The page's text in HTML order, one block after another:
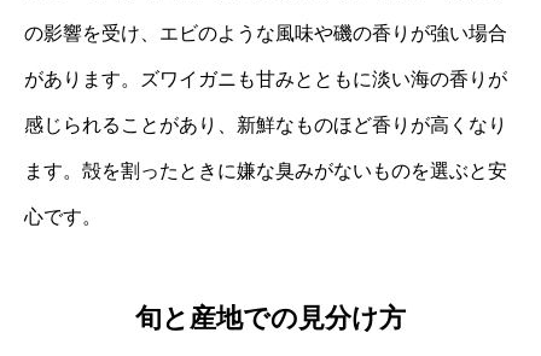
の影響を受け、エビのような風味や磯の香りが強い場合
があります。ズワイガニも甘みとともに淡い海の香りが
感じられることがあり、新鮮なものほど香りが高くなり
ます。殻を割ったときに嫌な臭みがないものを選ぶと安
心です。
旬と産地での見分け方